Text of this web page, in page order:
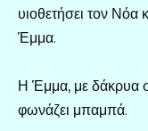
υιοθετήσει τον Νόα
Έμμα.
Η Έμμα, με δάκρυα
φωνάζει μπαμπά.